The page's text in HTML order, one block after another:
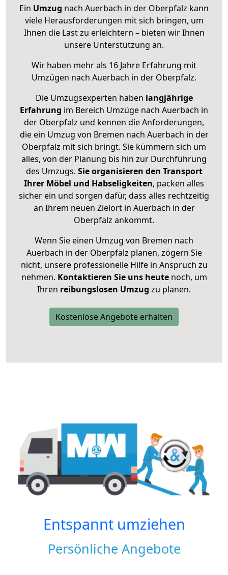
Ein Umzug nach Auerbach in der Oberpfalz kann
viele Herausforderungen mit sich bringen, um
Ihnen die Last zu erleichtern – bieten wir Ihnen
unsere Unterstützung an.
Wir haben mehr als 16 Jahre Erfahrung mit
Umzügen nach Auerbach in der Oberpfalz.
Die Umzugsexperten haben langjährige
Erfahrung im Bereich Umzüge nach Auerbach in
der Oberpfalz und kennen die Anforderungen,
die ein Umzug von Bremen nach Auerbach in der
Oberpfalz mit sich bringt. Sie kümmern sich um
alles, von der Planung bis hin zur Durchführung
des Umzugs. Sie organisieren den Transport
Ihrer Möbel und Habseligkeiten, packen alles
sicher ein und sorgen dafür, dass alles rechtzeitig
an Ihrem neuen Zielort in Auerbach in der
Oberpfalz ankommt.
Wenn Sie einen Umzug von Bremen nach
Auerbach in der Oberpfalz planen, zögern Sie
nicht, unsere professionelle Hilfe in Anspruch zu
nehmen. Kontaktieren Sie uns heutenoch, um
Ihren reibungslosen Umzug zu planen.
Kostenlose Angebote erhalten
Entspannt umziehen
Persönliche Angebote